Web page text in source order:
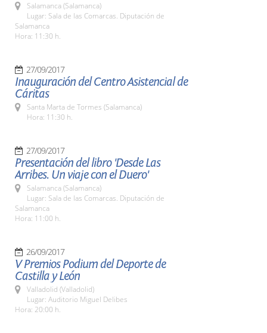
Salamanca (Salamanca)
Lugar: Sala de las Comarcas. Diputación de
Salamanca
Hora: 11:30 h.
27/09/2017
Inauguración del Centro Asistencial de
Cáritas
Santa Marta de Tormes (Salamanca)
Hora: 11:30 h.
27/09/2017
Presentación del libro 'Desde Las
Arribes. Un viaje con el Duero'
Salamanca (Salamanca)
Lugar: Sala de las Comarcas. Diputación de
Salamanca
Hora: 11:00 h.
26/09/2017
V Premios Podium del Deporte de
Castilla y León
Valladolid (Valladolid)
Lugar: Auditorio Miguel Delibes
Hora: 20:00 h.